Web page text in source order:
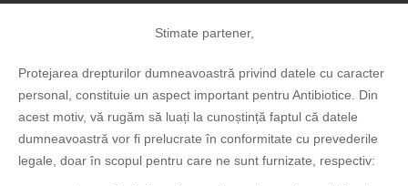
Stimate partener,
Protejarea drepturilor dumneavoastră privind datele cu caracter
personal, constituie un aspect important pentru Antibiotice. Din
acest motiv, vă rugăm să luați la cunoștință faptul că datele
dumneavoastră vor fi prelucrate în conformitate cu prevederile
legale, doar în scopul pentru care ne sunt furnizate, respectiv:
Home>Sustenabilitate> Formular de etica